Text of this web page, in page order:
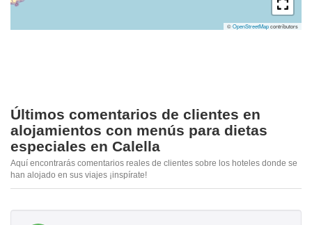
©OpenStreetMapcontributors
Últimos comentarios de clientes en
alojamientos con menús para dietas
especiales en Calella
Aquí encontrarás comentarios reales de clientes sobre los hoteles donde se
han alojado en sus viajes ¡inspírate!